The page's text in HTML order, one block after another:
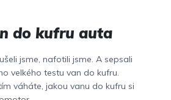
do kufru auta
jsme, nafotili jsme. A sepsali
velkého testu van do kufru.
váháte, jakou vanu do kufru si